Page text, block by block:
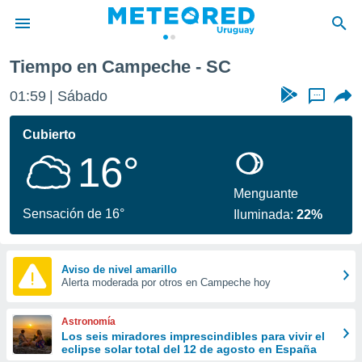
de
ha
que se
calidad.
a este
las
y
forma
digital
basada
Tiempo en Campeche - SC
01:59 Sábado ...
Cubierto
16°
Sensación de 16°
Menguante
Iluminada:22%
Aviso de nivel amarillo
Alerta moderada por otros en Campeche hoy
Astronomía
Los seis miradores imprescindibles para vivir el
eclipse solar total del 12 de agosto en España